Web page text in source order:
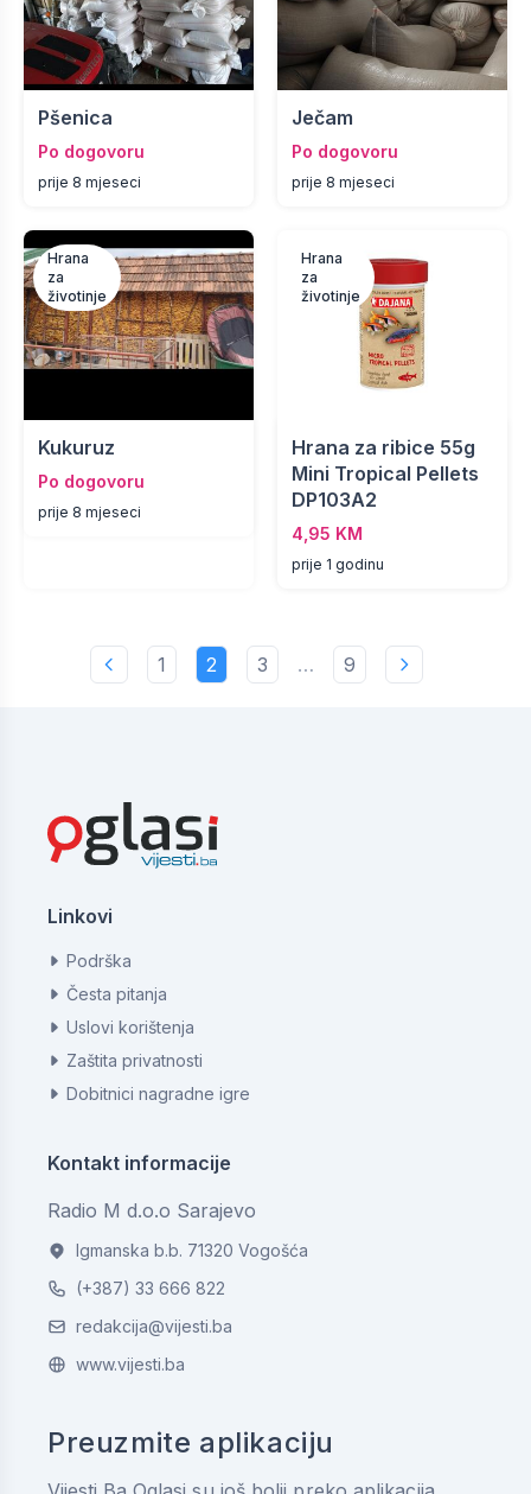
Pšenica
Po dogovoru
prije 8 mjeseci
Ječam
Po dogovoru
prije 8 mjeseci
Hrana
za
životinje
Kukuruz
Po dogovoru
prije 8 mjeseci
Hrana
za
životinje
Hrana za ribice 55g
Mini Tropical Pellets
DP103A2
4,95 KM
prije 1 godinu
1 2 3 … 9
Linkovi
Podrška
Česta pitanja
Uslovi korištenja
Zaštita privatnosti
Dobitnici nagradne igre
Kontakt informacije
Radio M d.o.o Sarajevo
Igmanska b.b. 71320 Vogošća
(+387) 33 666 822
redakcija@vijesti.ba
www.vijesti.ba
Preuzmite aplikaciju